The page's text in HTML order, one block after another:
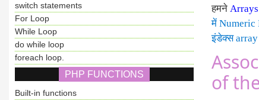
switch statements
For Loop
While Loop
do while loop
foreach loop.
PHP FUNCTIONS
Built-in functions
हमने Arrays
में Numeric
इंडेक्स array
of